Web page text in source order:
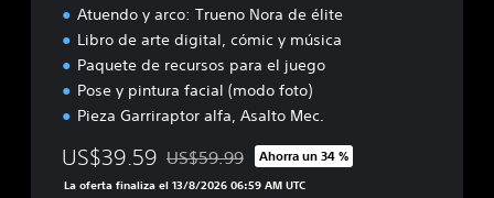
Atuendo y arco: Trueno Nora de élite
Libro de arte digital, cómic y música
Paquete de recursos para el juego
Pose y pintura facial (modo foto)
Pieza Garriraptor alfa, Asalto Mec.
US$39.59 Rebajado del precio original de US$59.99
US$59.99 Ahorra un 34 %
La oferta finaliza el 13/8/2026 06:59 AM UTC